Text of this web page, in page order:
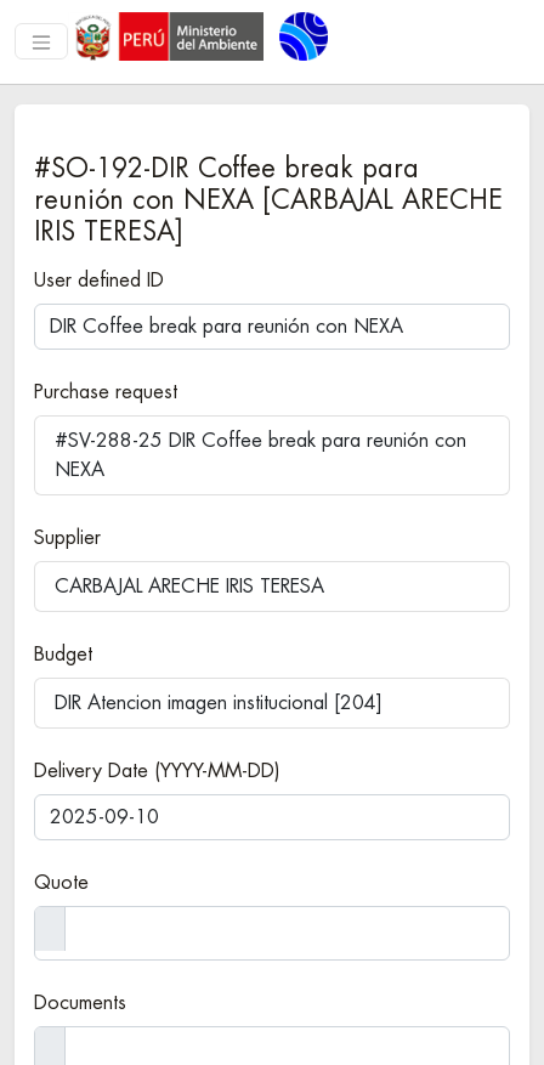
#SO-192-DIR Coffee break para
reunión con NEXA [CARBAJAL ARECHE
IRIS TERESA]
User defined ID
Purchase request
#SV-288-25 DIR Coffee break para reunión con
NEXA
Supplier
CARBAJAL ARECHE IRIS TERESA
Budget
DIR Atencion imagen institucional [204]
Delivery Date (YYYY-MM-DD)
Quote
Documents